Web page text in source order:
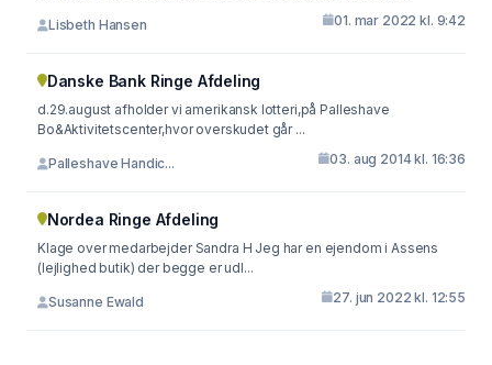
Lisbeth Hansen 01. mar 2022 kl. 9:42
Danske Bank Ringe Afdeling
d.29.august afholder vi amerikansk lotteri,på Palleshave
Bo&Aktivitetscenter,hvor overskudet går ...
Palleshave Handic... 03. aug 2014 kl. 16:36
Nordea Ringe Afdeling
Klage over medarbejder Sandra H Jeg har en ejendom i Assens
(lejlighed butik) der begge er udl...
Susanne Ewald 27. jun 2022 kl. 12:55